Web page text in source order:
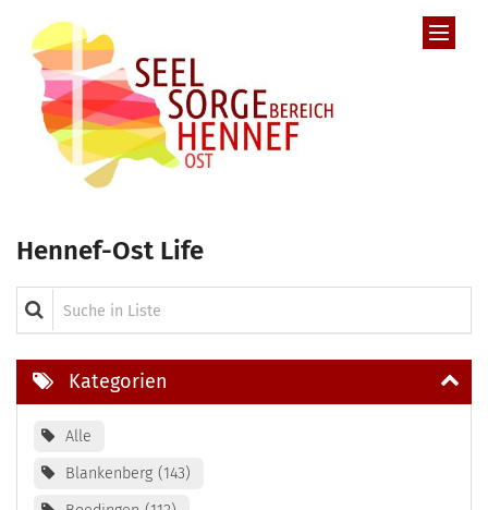
Hennef-Ost Life
Suche in Liste
Kategorien
Alle
Blankenberg
143